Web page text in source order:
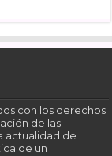
con los derechos
de las
actualidad de
de un